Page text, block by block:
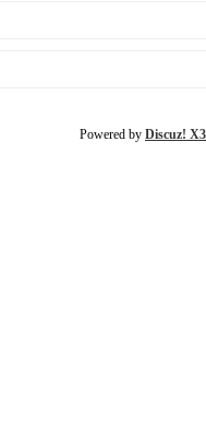
Powered by Discuz!